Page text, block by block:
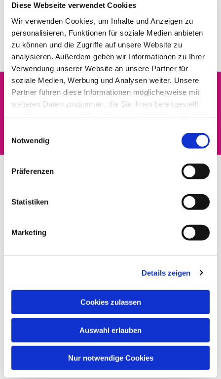
Diese Webseite verwendet Cookies
Wir verwenden Cookies, um Inhalte und Anzeigen zu
personalisieren, Funktionen für soziale Medien anbieten
zu können und die Zugriffe auf unsere Website zu
analysieren. Außerdem geben wir Informationen zu Ihrer
Verwendung unserer Website an unsere Partner für
soziale Medien, Werbung und Analysen weiter. Unsere
Partner führen diese Informationen möglicherweise mit
weiteren Daten zusammen, die Sie ihnen bereitgestellt
Notwendig
Präferenzen
Statistiken
Marketing
Details zeigen
Cookies zulassen
Auswahl erlauben
Nur notwendige Cookies
Dies könnte Sie auch
interessieren